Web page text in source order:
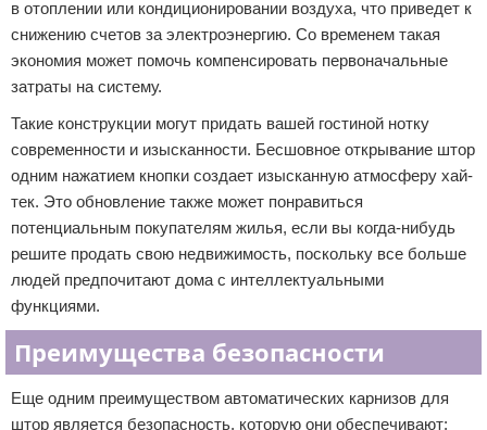
в отоплении или кондиционировании воздуха, что приведет к
снижению счетов за электроэнергию. Со временем такая
экономия может помочь компенсировать первоначальные
затраты на систему.
Такие конструкции могут придать вашей гостиной нотку
современности и изысканности. Бесшовное открывание штор
одним нажатием кнопки создает изысканную атмосферу хай-
тек. Это обновление также может понравиться
потенциальным покупателям жилья, если вы когда-нибудь
решите продать свою недвижимость, поскольку все больше
людей предпочитают дома с интеллектуальными
функциями.
Преимущества безопасности
Еще одним преимуществом автоматических карнизов для
штор является безопасность, которую они обеспечивают: